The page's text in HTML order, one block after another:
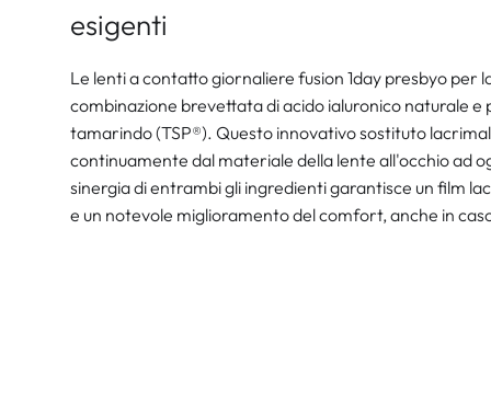
esigenti
Le lenti a contatto giornaliere fusion 1day presbyo per
combinazione brevettata di acido ialuronico naturale e
tamarindo (TSP®). Questo innovativo sostituto
continuamente dal materiale della lente all'occhio ad
sinergia di entrambi gli ingredienti garantisce un film
e un notevole miglioramento del comfort, anche in